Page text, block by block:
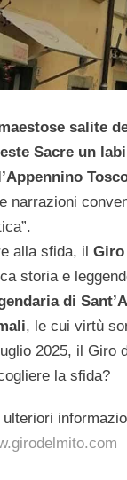
salite
Sacre un
narrazioni
alla sfida, il
storia e
di
, le cui virtù
2025, il Giro
la sfida?
ulteriori